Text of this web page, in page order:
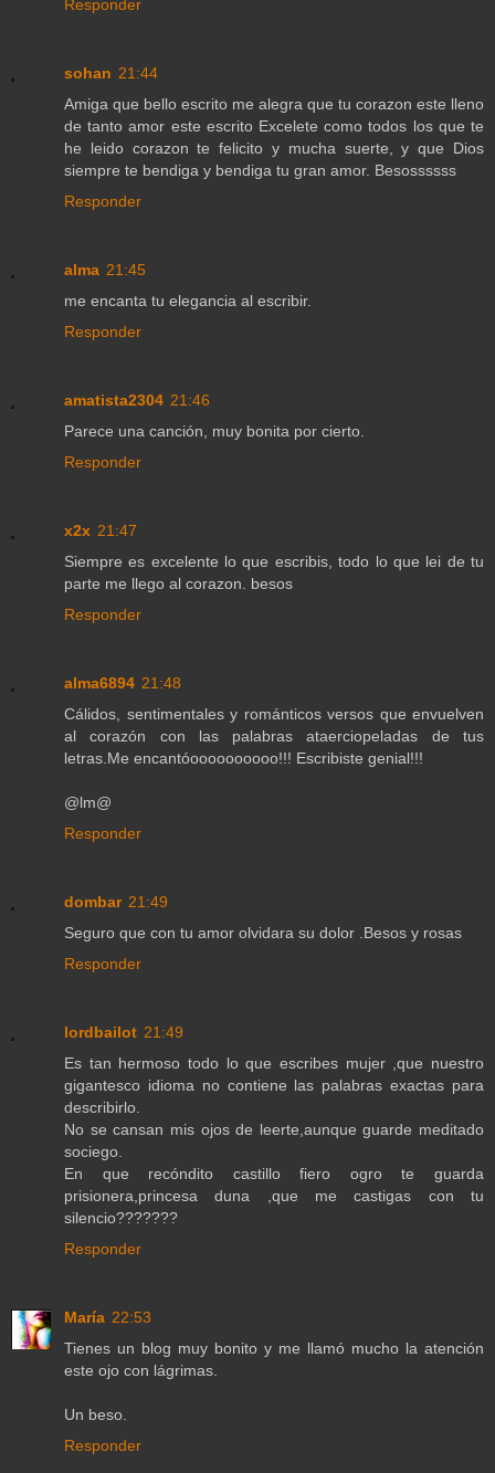
Responder
sohan 21:44
Amiga que bello escrito me alegra que tu corazon este lleno
de tanto amor este escrito Excelete como todos los que te
he leido corazon te felicito y mucha suerte, y que Dios
siempre te bendiga y bendiga tu gran amor. Besossssss
Responder
alma 21:45
me encanta tu elegancia al escribir.
Responder
amatista2304 21:46
Parece una canción, muy bonita por cierto.
Responder
x2x 21:47
Siempre es excelente lo que escribis, todo lo que lei de tu
parte me llego al corazon. besos
Responder
alma6894 21:48
Cálidos, sentimentales y románticos versos que envuelven
al corazón con las palabras ataerciopeladas de tus
letras.Me encantóoooooooooo!!! Escribiste genial!!!
@lm@
Responder
dombar 21:49
Seguro que con tu amor olvidara su dolor .Besos y rosas
Responder
lordbailot 21:49
Es tan hermoso todo lo que escribes mujer ,que nuestro
gigantesco idioma no contiene las palabras exactas para
describirlo.
No se cansan mis ojos de leerte,aunque guarde meditado
sociego.
En que recóndito castillo fiero ogro te guarda
prisionera,princesa duna ,que me castigas con tu
silencio???????
Responder
María 22:53
Tienes un blog muy bonito y me llamó mucho la atención
este ojo con lágrimas.
Un beso.
Responder